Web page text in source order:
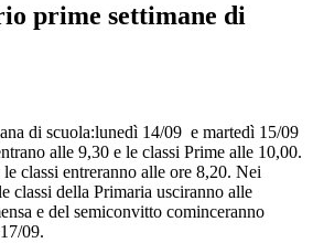
prime settimane di
di scuola:lunedì 14/09 e martedì 15/09
alle 9,30 e le classi Prime alle 10,00.
classi entreranno alle ore 8,20. Nei
classi della Primaria usciranno alle
e del semiconvitto cominceranno
09.